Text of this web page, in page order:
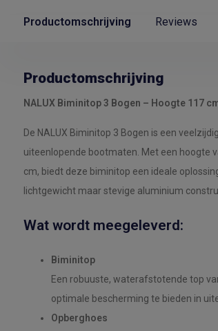
Productomschrijving Reviews
Productomschrijving
NALUX Biminitop 3 Bogen – Hoogte 117
De NALUX Biminitop 3 Bogen is een
uiteenlopende bootmaten. Met een hoogte
cm, biedt deze biminitop een ideale
lichtgewicht maar stevige aluminium
Wat wordt meegeleverd:
Biminitop
Een robuuste, waterafstotende top
optimale bescherming te bieden in
Opberghoes